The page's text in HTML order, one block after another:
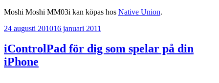
Moshi Moshi MM03i kan köpas hos Native Union.
Publicerat
24 augusti 201016 januari 2011
iControlPad för dig som spelar på din
iPhone